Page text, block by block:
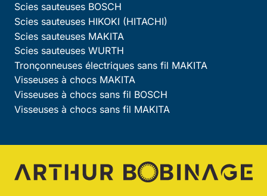
Scies sauteuses BOSCH
Scies sauteuses HIKOKI (HITACHI)
Scies sauteuses MAKITA
Scies sauteuses WURTH
Tronçonneuses électriques sans fil MAKITA
Visseuses à chocs MAKITA
Visseuses à chocs sans fil BOSCH
Visseuses à chocs sans fil MAKITA